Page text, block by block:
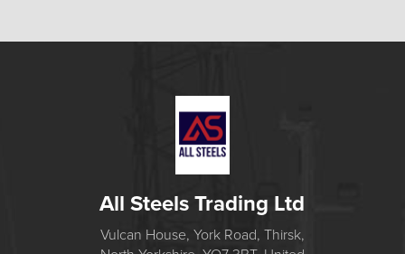
All Steels Trading Ltd
Vulcan House, York Road, Thirsk,